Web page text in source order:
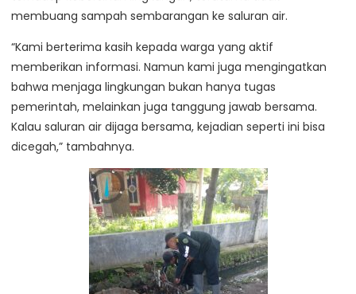
membuang sampah sembarangan ke saluran air.
“Kami berterima kasih kepada warga yang aktif
memberikan informasi. Namun kami juga mengingatkan
bahwa menjaga lingkungan bukan hanya tugas
pemerintah, melainkan juga tanggung jawab bersama.
Kalau saluran air dijaga bersama, kejadian seperti ini bisa
dicegah,” tambahnya.